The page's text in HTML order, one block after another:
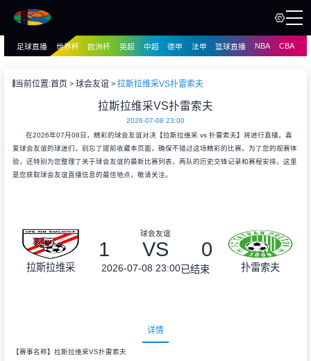
播
足球直播 世界杯 欧洲杯 英超 中超 德甲 法甲 篮球直播 NBA CBA
当前位置:首页 球会友谊 拉斯拉维采VS扑雷索夫
拉斯拉维采VS扑雷索夫
2026-07-08 23:00
在2026年07月08日，精彩的球会友谊对决【拉斯拉维采 vs 扑雷索夫】将进行直播。喜
爱球会友谊的球迷们，别忘了提前收藏本页面，确保不错过这场精彩的比赛。为了您的观赛体
验，还特别为您整理了关于球会友谊的最新比赛列表、两队的历史交锋记录和赛程安排。这里
是您获取球会友谊直播信息的最佳地点，敬请关注。
拉斯拉维采
球会友谊
1 VS 0
2026-07-08 23:00已结束 扑雷索夫
详情
【赛事名称】拉斯拉维采VS扑雷索夫